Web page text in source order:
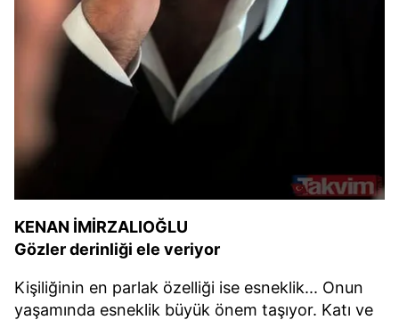
KENAN İMİRZALIOĞLU
Gözler derinliği ele veriyor
Kişiliğinin en parlak özelliği ise esneklik... Onun
yaşamında esneklik büyük önem taşıyor. Katı ve